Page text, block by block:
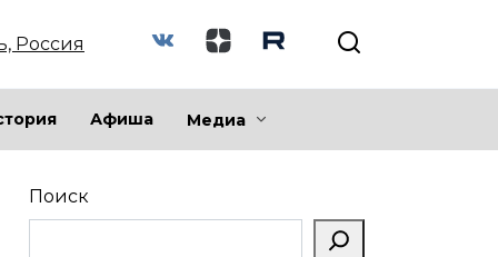
Россия
Афиша Медиа
Поиск